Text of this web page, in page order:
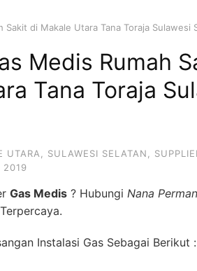
Sakit di Makale Utara Tana Toraja Sulawesi
Medis Rumah
Tana Toraja
UTARA SULAWESI SELATAN
2019
Gas Medis ? Hubungi Nana
Instalasi Gas Sebagai Berikut :